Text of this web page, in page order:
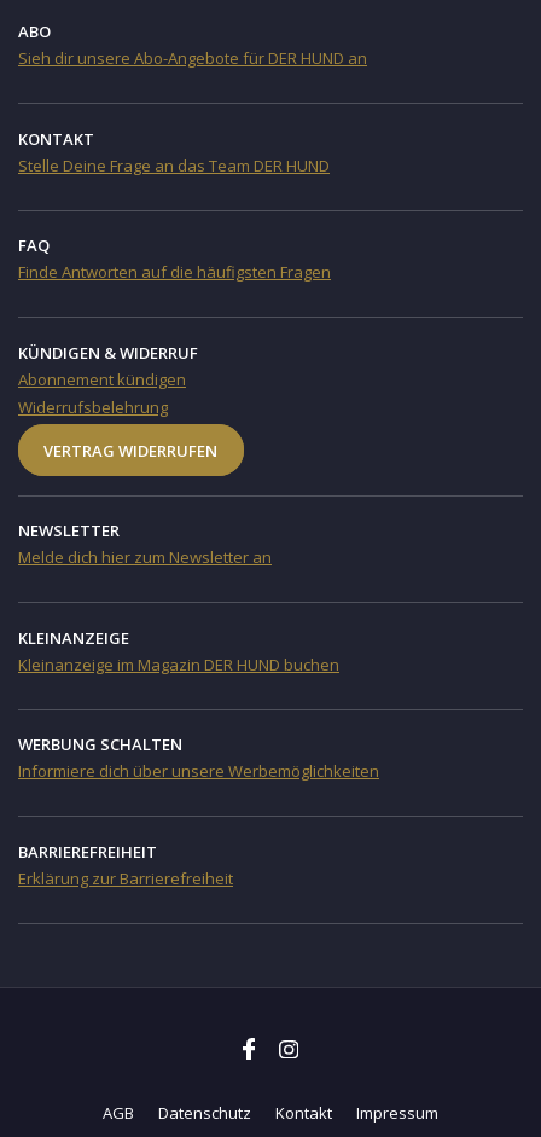
ABO
Sieh dir unsere Abo-Angebote für DER HUND an
KONTAKT
Stelle Deine Frage an das Team DER HUND
FAQ
Finde Antworten auf die häufigsten Fragen
KÜNDIGEN & WIDERRUF
Abonnement kündigen
Widerrufsbelehrung
VERTRAG WIDERRUFEN
NEWSLETTER
Melde dich hier zum Newsletter an
KLEINANZEIGE
Kleinanzeige im Magazin DER HUND buchen
WERBUNG SCHALTEN
Informiere dich über unsere Werbemöglichkeiten
BARRIEREFREIHEIT
Erklärung zur Barrierefreiheit
AGB Datenschutz Kontakt Impressum